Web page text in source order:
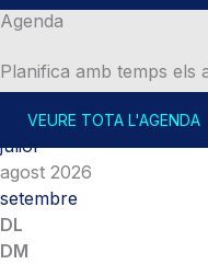
Agenda
Planifica amb temps els
VEURE TOTA L'AGENDA
juliol
agost 2026
setembre
DL
DM